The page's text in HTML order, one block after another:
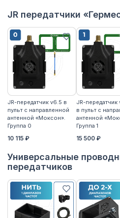
JR передатчики
JR-передатчик v6.5 в
пульт с направленной
антенной «Моксон».
Группа 0
10 115 ₽
JR-передатчик
в пульт с
антенной
Группа 1
15 500 ₽
Универсальные
передатчиков